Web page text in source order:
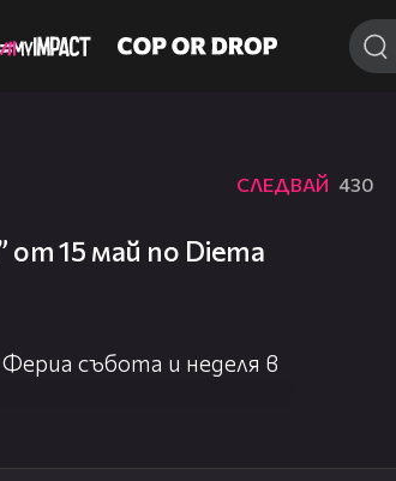
СЛЕДВАЙ 430
15 май по Diema
събота и неделя в